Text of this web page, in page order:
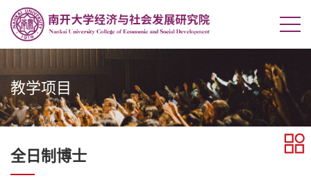
教学项目
全日制博士